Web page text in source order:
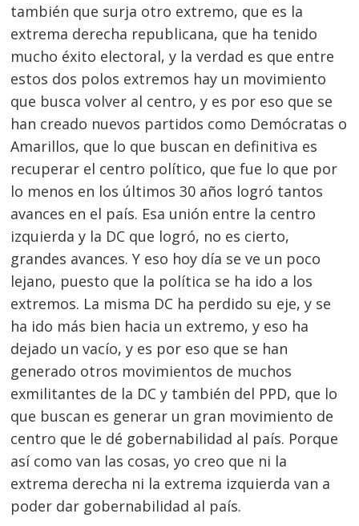
también que surja otro extremo, que es la
extrema derecha republicana, que ha tenido
mucho éxito electoral, y la verdad es que entre
estos dos polos extremos hay un movimiento
que busca volver al centro, y es por eso que se
han creado nuevos partidos como Demócratas o
Amarillos, que lo que buscan en definitiva es
recuperar el centro político, que fue lo que por
lo menos en los últimos 30 años logró tantos
avances en el país. Esa unión entre la centro
izquierda y la DC que logró, no es cierto,
grandes avances. Y eso hoy día se ve un poco
lejano, puesto que la política se ha ido a los
extremos. La misma DC ha perdido su eje, y se
ha ido más bien hacia un extremo, y eso ha
dejado un vacío, y es por eso que se han
generado otros movimientos de muchos
exmilitantes de la DC y también del PPD, que lo
que buscan es generar un gran movimiento de
centro que le dé gobernabilidad al país. Porque
así como van las cosas, yo creo que ni la
extrema derecha ni la extrema izquierda van a
poder dar gobernabilidad al país.